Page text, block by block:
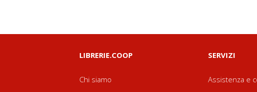
LIBRERIE.COOP
Chi siamo
SERVIZI
Assistenza e